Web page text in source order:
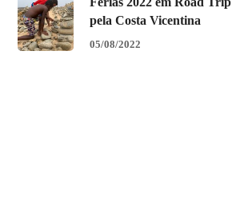
pela Costa Vicentina
05/08/2022